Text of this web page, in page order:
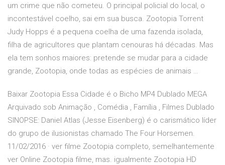
um crime que não cometeu. O principal policial do local, o
incontestável coelho, sai em sua busca. Zootopia Torrent
Judy Hopps é a pequena coelha de uma fazenda isolada,
filha de agricultores que plantam cenouras há décadas. Mas
ela tem sonhos maiores: pretende se mudar para a cidade
grande, Zootopia, onde todas as espécies de animais …
Baixar Zootopia Essa Cidade é o Bicho MP4 Dublado MEGA
Arquivado sob Animação , Comédia , Família , Filmes Dublado
SINOPSE: Daniel Atlas (Jesse Eisenberg) é o carismático líder
do grupo de ilusionistas chamado The Four Horsemen.
11/02/2016 · ver filme Zootopia completo, semelhantemente
ver Online Zootopia filme, mas. igualmente Zootopia HD